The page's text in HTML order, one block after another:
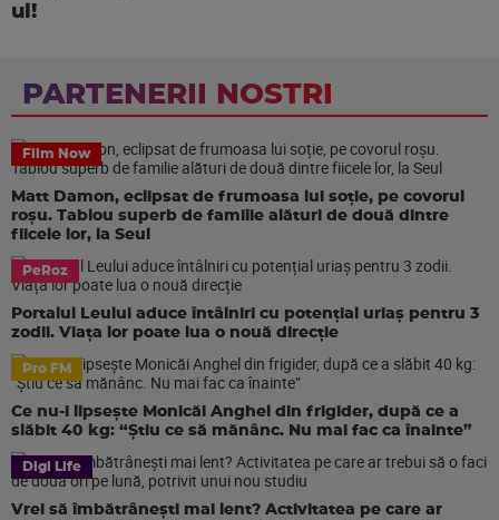
ul!
PARTENERII NOSTRI
Film Now
Matt Damon, eclipsat de frumoasa lui soție, pe covorul
roșu. Tablou superb de familie alături de două dintre
fiicele lor, la Seul
PeRoz
Portalul Leului aduce întâlniri cu potențial uriaș pentru 3
zodii. Viața lor poate lua o nouă direcție
Pro FM
Ce nu-i lipsește Monicăi Anghel din frigider, după ce a
slăbit 40 kg: “Știu ce să mănânc. Nu mai fac ca înainte”
Digi Life
Vrei să îmbătrânești mai lent? Activitatea pe care ar